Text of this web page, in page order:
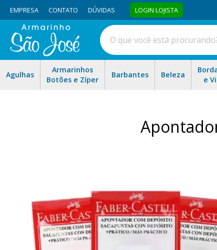
EMPRESA CONTATO DÚVIDAS LOGIN LOJISTA
Agulhas
Armarinhos
Botões e Zíper
Barbantes Beleza
e